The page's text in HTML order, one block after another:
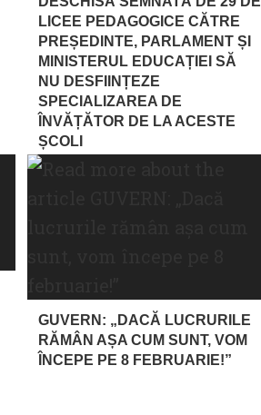
LICEE PEDAGOGICE CĂTRE
PREȘEDINTE, PARLAMENT ȘI
MINISTERUL EDUCAȚIEI SĂ
NU DESFIINȚEZE
SPECIALIZAREA DE
ÎNVĂȚĂTOR DE LA ACESTE
ȘCOLI
GUVERN: „DACĂ LUCRURILE
RĂMÂN AȘA CUM SUNT, VOM
ÎNCEPE PE 8 FEBRUARIE!”